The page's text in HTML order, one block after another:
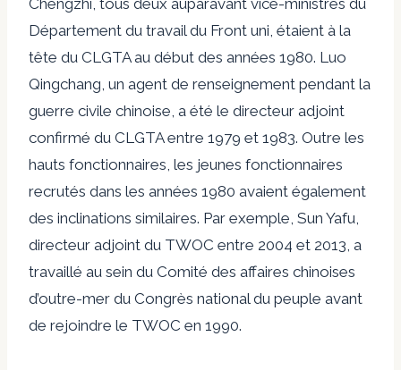
Département du travail du Front uni, étaient à la
tête du CLGTA au début des années 1980. Luo
Qingchang, un agent de renseignement pendant la
guerre civile chinoise, a été le directeur adjoint
confirmé du CLGTA entre 1979 et 1983. Outre les
hauts fonctionnaires, les jeunes fonctionnaires
recrutés dans les années 1980 avaient également
des inclinations similaires. Par exemple, Sun Yafu,
directeur adjoint du TWOC entre 2004 et 2013, a
travaillé au sein du Comité des affaires chinoises
d’outre-mer du Congrès national du peuple avant
de rejoindre le TWOC en 1990.